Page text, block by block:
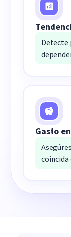
Detecte
Gasto
coincida